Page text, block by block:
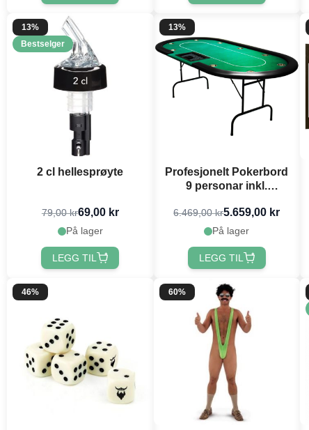
13%
Bestselger
2 cl hellesprøyte
79,00 kr69,00 kr
På lager
LEGG TIL
13%
Profesjonelt Pokerbord
9 personar inkl.
6.469,00 kr5.659,00 kr
På lager
LEGG TIL
46% 60%